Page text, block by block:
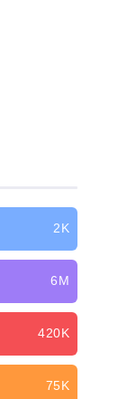
2K
6M
420K
75K